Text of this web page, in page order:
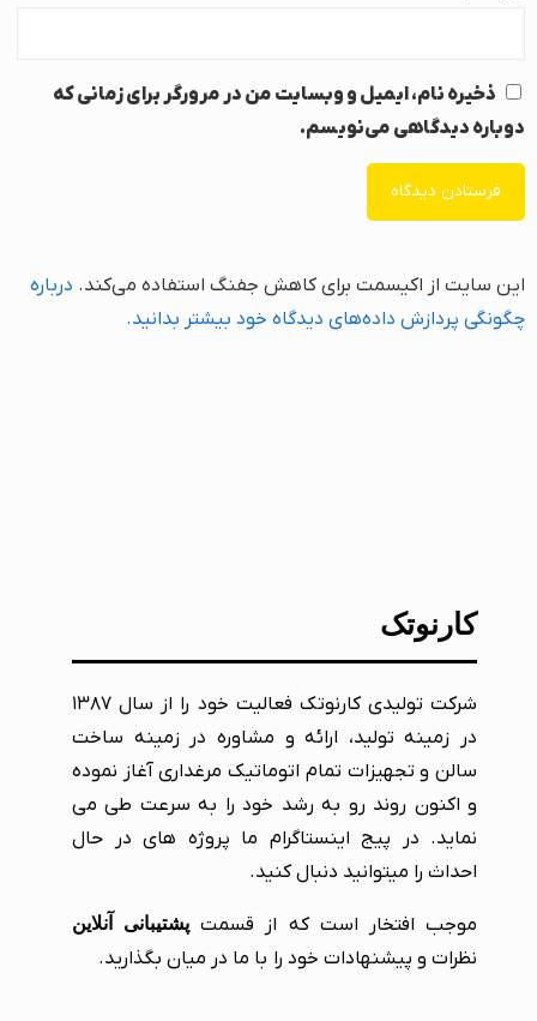
ذخیره نام، ایمیل و وبسایت من در مرورگر برای زمانی که
دوباره دیدگاهی می‌نویسم.
این سایت از اکیسمت برای کاهش جفنگ استفاده می‌کند. درباره
چگونگی پردازش داده‌های دیدگاه خود بیشتر بدانید.
کارنوتک
شرکت تولیدی کارنوتک فعالیت خود را از سال ۱۳۸۷
در زمینه تولید، ارائه و مشاوره در زمینه ساخت
سالن و تجهیزات تمام اتوماتیک مرغداری آغاز نموده
و اکنون روند رو به رشد خود را به سرعت طی می
نماید. در پیج اینستاگرام ما پروژه های در حال
احداث را میتوانید دنبال کنید.
موجب افتخار است که از قسمتپشتیبانی آنلاین
نظرات و پیشنهادات خود را با ما در میان بگذارید.